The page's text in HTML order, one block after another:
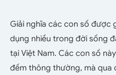
Giải nghĩa các con số được
dụng nhiều trong đời sống
tại Việt Nam. Các con số
đếm thông thường, mà qua